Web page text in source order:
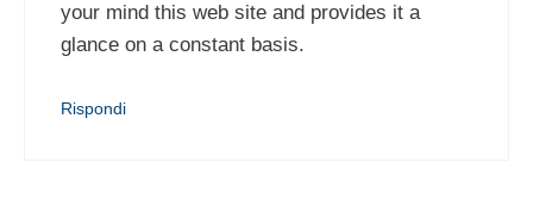
your mind this web site and provides it a
glance on a constant basis.
Rispondi